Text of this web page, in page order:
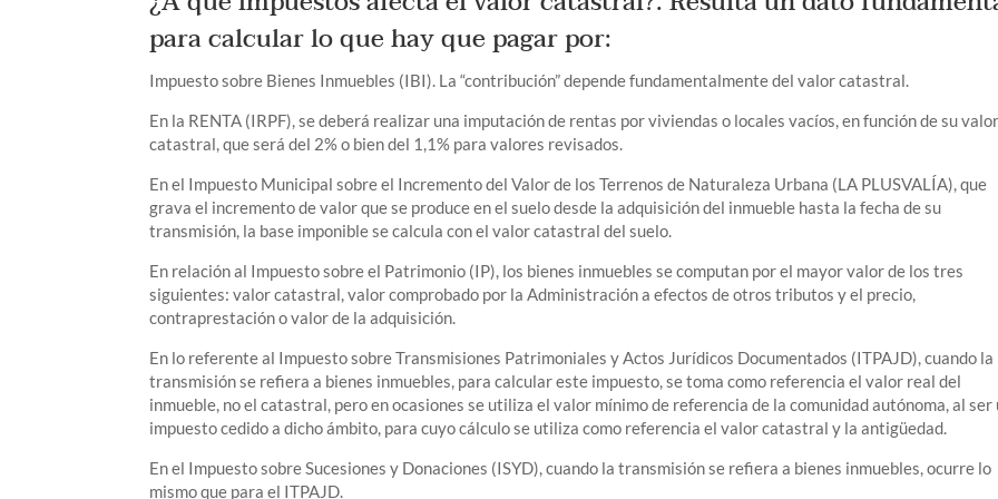
para calcular lo que hay que pagar por:
Impuesto sobre Bienes Inmuebles (IBI). La “contribución” depende fundamentalmente del valor catastral.
En la RENTA (IRPF), se deberá realizar una imputación de rentas por viviendas o locales vacíos, en función de su valor
catastral, que será del 2% o bien del 1,1% para valores revisados.
En el Impuesto Municipal sobre el Incremento del Valor de los Terrenos de Naturaleza Urbana (LA PLUSVALÍA), que
grava el incremento de valor que se produce en el suelo desde la adquisición del inmueble hasta la fecha de su
transmisión, la base imponible se calcula con el valor catastral del suelo.
En relación al Impuesto sobre el Patrimonio (IP), los bienes inmuebles se computan por el mayor valor de los tres
siguientes: valor catastral, valor comprobado por la Administración a efectos de otros tributos y el precio,
contraprestación o valor de la adquisición.
En lo referente al Impuesto sobre Transmisiones Patrimoniales y Actos Jurídicos Documentados (ITPAJD), cuando la
transmisión se refiera a bienes inmuebles, para calcular este impuesto, se toma como referencia el valor real del
inmueble, no el catastral, pero en ocasiones se utiliza el valor mínimo de referencia de la comunidad autónoma, al ser
impuesto cedido a dicho ámbito, para cuyo cálculo se utiliza como referencia el valor catastral y la antigüedad.
En el Impuesto sobre Sucesiones y Donaciones (ISYD), cuando la transmisión se refiera a bienes inmuebles, ocurre lo
mismo que para el ITPAJD.